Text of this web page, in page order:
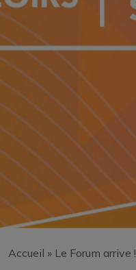
Accueil » Le Forum arrive !